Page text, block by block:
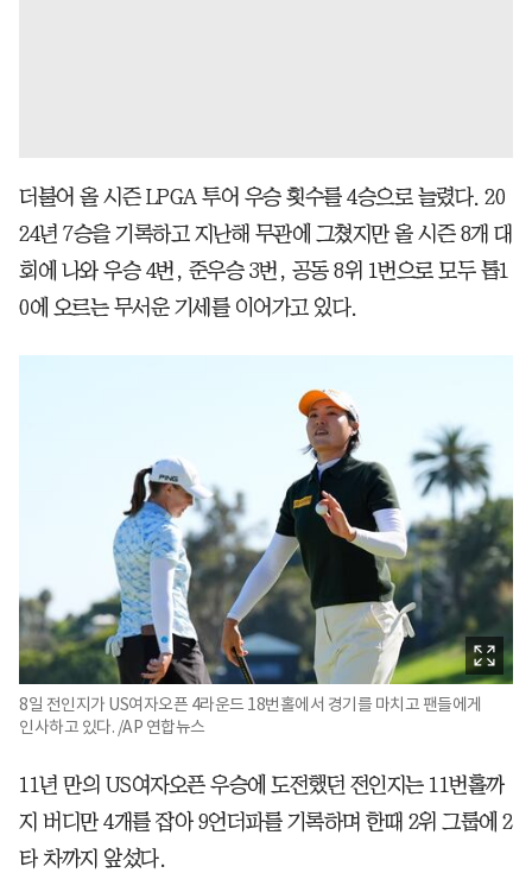
더불어 올 시즌 LPGA 투어 우승 횟수를 4승으로 늘렸다. 20
24년 7승을 기록하고 지난해 무관에 그쳤지만 올 시즌 8개 대
회에 나와 우승 4번, 준우승 3번, 공동 8위 1번으로 모두 톱1
0에 오르는 무서운 기세를 이어가고 있다.
8일 전인지가 US여자오픈 4라운드 18번홀에서 경기를 마치고 팬들에게
인사하고 있다. /AP 연합뉴스
11년 만의 US여자오픈 우승에 도전했던 전인지는 11번홀까
지 버디만 4개를 잡아 9언더파를 기록하며 한때 2위 그룹에 2
타 차까지 앞섰다.